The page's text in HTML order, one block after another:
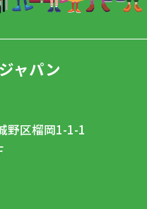
ャパン
野区榴岡1-1-1